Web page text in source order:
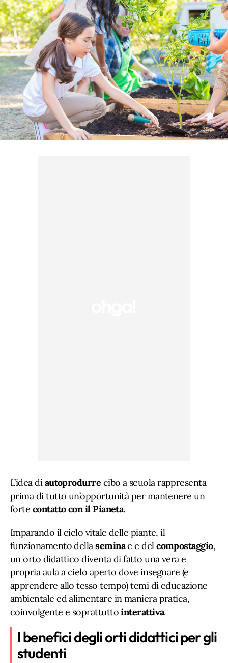
L’idea diautoprodurre cibo a scuola rappresenta
prima di tutto un’opportunità per mantenere un
forte contatto con il Pianeta.
Imparando il ciclo vitale delle piante, il
funzionamento dellaseminae e delcompostaggio,
un orto didattico diventa di fatto una vera e
propria aula a cielo aperto dove insegnare (e
apprendere allo tesso tempo) temi di educazione
ambientale ed alimentare in maniera pratica,
coinvolgente e soprattuttointerattiva.
I benefici degli orti didattici per gli
studenti